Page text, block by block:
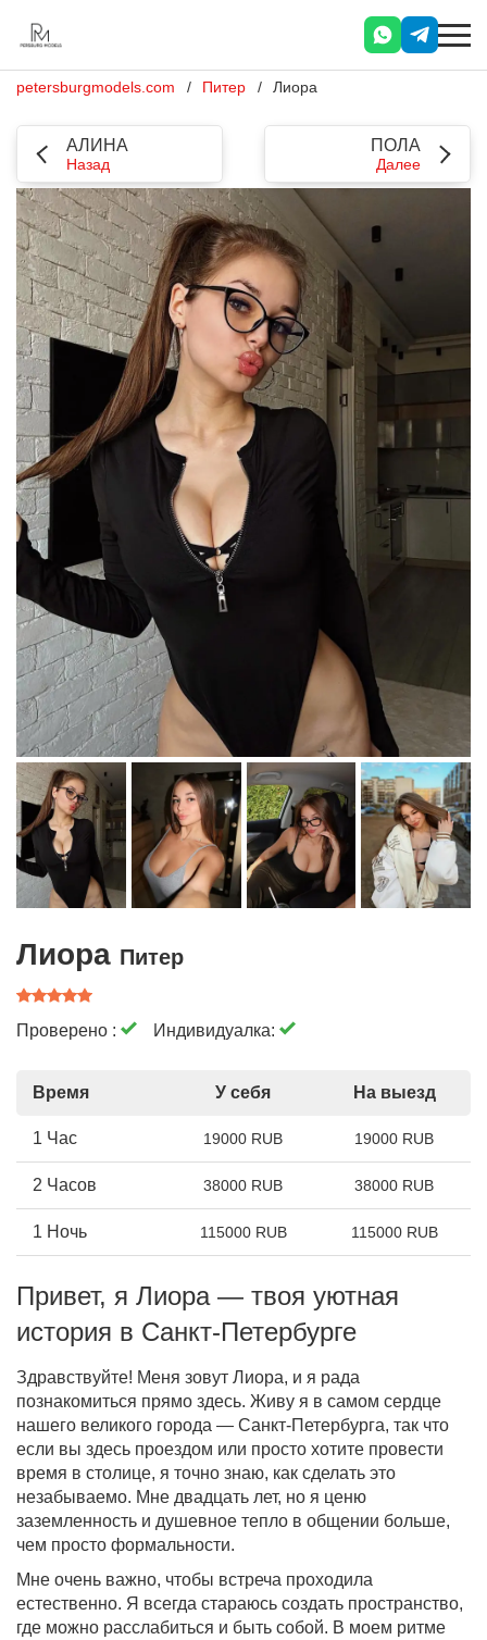
petersburgmodels.com Питер Лиора
АЛИНА
Назад
ПОЛА
Далее
Лиора Питер
Проверено : Индивидуалка:
Время У себя На выезд
1 Час 19000 RUB 19000 RUB
2 Часов 38000 RUB 38000 RUB
1 Ночь 115000 RUB 115000 RUB
Привет, я Лиора — твоя уютная
история в Санкт-Петербурге
Здравствуйте! Меня зовут Лиора, и я рада
познакомиться прямо здесь. Живу я в самом сердце
нашего великого города — Санкт-Петербурга, так что
если вы здесь проездом или просто хотите провести
время в столице, я точно знаю, как сделать это
незабываемо. Мне двадцать лет, но я ценю
заземленность и душевное тепло в общении больше,
чем просто формальности.
Мне очень важно, чтобы встреча проходила
естественно. Я всегда стараюсь создать пространство,
где можно расслабиться и быть собой. В моем ритме